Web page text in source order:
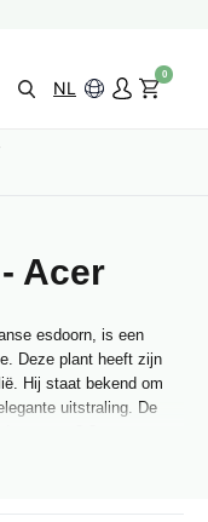
locatie NL
0
Acer
esdoorn, is een
Deze plant heeft zijn
Hij staat bekend om
uitstraling. De
transformeert